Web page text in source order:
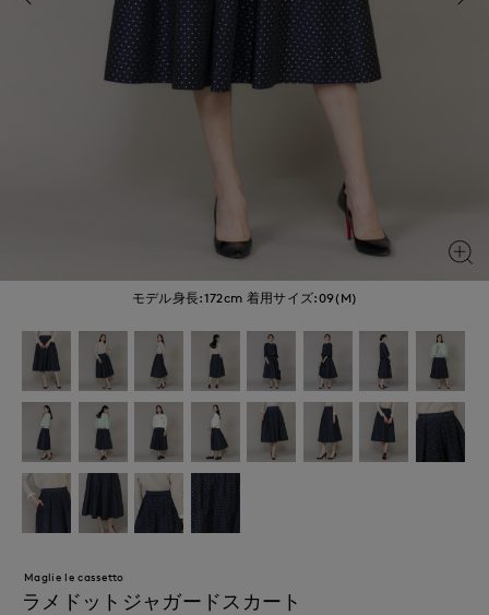
モデル身長:172cm 着用サイズ:09(M)
Maglie le cassetto
ラメドットジャガードスカート